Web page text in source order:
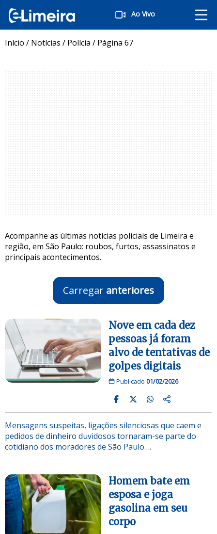
Ao Vivo
Início / Notícias / Polícia / Página 67
Acompanhe as últimas notícias policiais de Limeira e
região, em São Paulo: roubos, furtos, assassinatos e
principais acontecimentos.
Carregar anteriores
Nove em cada dez
pessoas já foram
alvo de tentativas de
golpes digitais
Publicado 01/02/2026
Mensagens suspeitas, ligações silenciosas que caem e
pedidos de dinheiro duvidosos tornaram-se parte do
cotidiano dos moradores de São Paulo….
Homem bate em
esposa e joga
gasolina em seu
corpo